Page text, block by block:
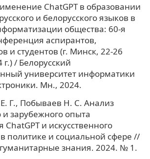
ChatGPT в образовании
и белорусского языков в
общества: 60-я
аспирантов,
и студентов (г. Минск, 22-26
/ Белорусский
университет информатики
Мн., 2024.
Г., Побываев Н. С. Анализ
и зарубежного опыта
и искусственного
политике и социальной сфере //
знания. 2024. № 1.